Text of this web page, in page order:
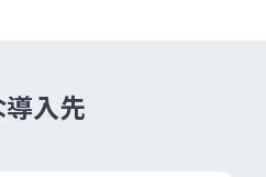
入先